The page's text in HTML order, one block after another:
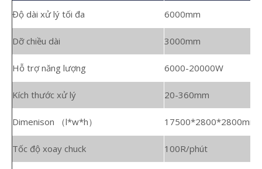
Độ dài xử lý tối đa 6000mm
Dỡ chiều dài 3000mm
Hỗ trợ năng lượng 6000-20000W
Kích thước xử lý 20-360mm
Dimenison （l*w*h） 17500*2800*2800mm
Tốc độ xoay chuck 100R/phút